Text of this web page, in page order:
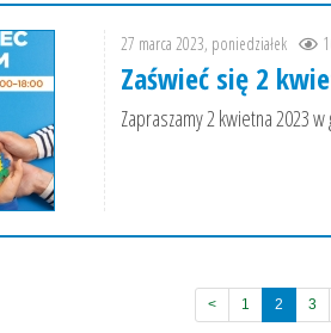
27 marca 2023, poniedziałek
Zaświeć się 2
Zapraszamy 2 kwietna 2023
< 1 2 3